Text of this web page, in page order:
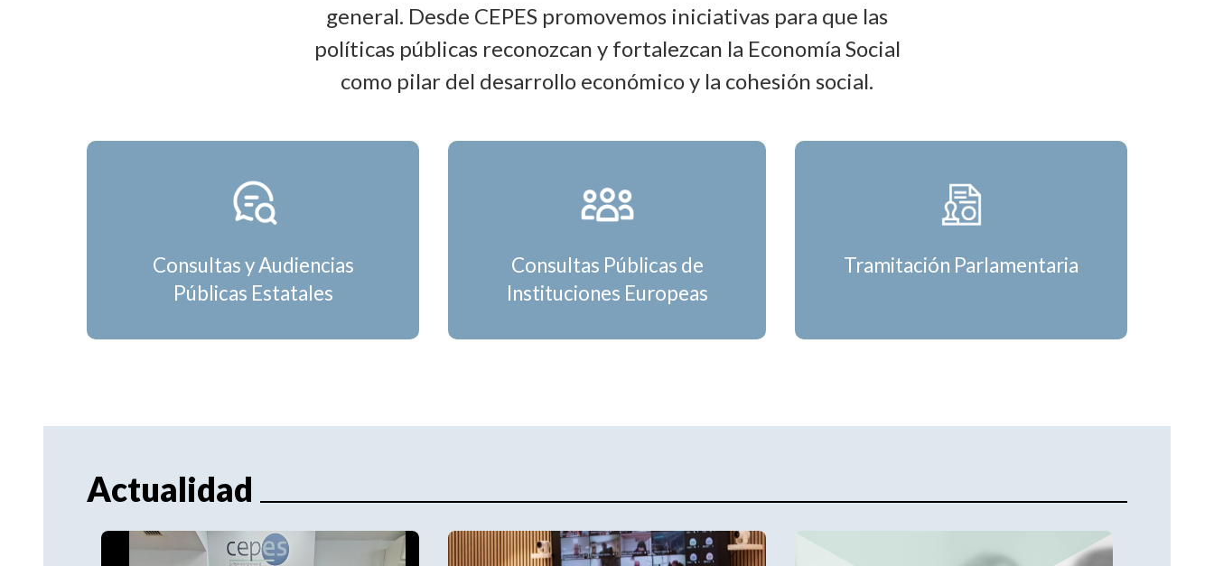
general. Desde CEPES promovemos iniciativas para que las
políticas públicas reconozcan y fortalezcan la Economía Social
como pilar del desarrollo económico y la cohesión social.
Consultas y Audiencias
Públicas Estatales
Consultas Públicas de
Instituciones Europeas
Tramitación Parlamentaria
Actualidad